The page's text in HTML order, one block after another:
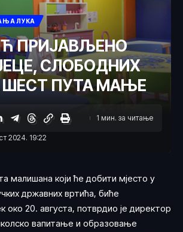
ЛУКА
ПРИЈАВЉЕНО
СЛОБОДНИХ
ШЕСТ ПУТА МАЊЕ
2024. 19:22
1 мин. за читање
малишана који ће добити мјесто у
државних вртића, биће
око 20. августа, потврдио је директор
вапитање и образовање